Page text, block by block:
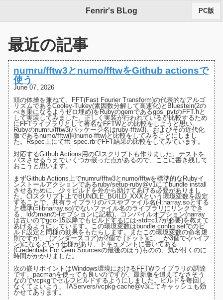
Fenrir's BLog PC版
最近の記事
numru/fftw3とnumo/fftwをGithub actionsで
使う
June 07, 2026
頭の体操を兼ねて、FFT(Fast Fourier Transform)の代表的なアルゴ
リズムであるCooley-Tukey(素因数分解して高速化)と Bluestein(2の
べき乗になるようゼロ埋め)をRubyのgemであるgps_pvtのFFT.hと
して実装してみました。正しく実装が行われているか比較するため
にFFTライブラリとして著名な FFTWとの比較をしようと思い、
Rubyのnumru/fftw3(パッケージ名はruby-fftw3)、およびその近代化
版であるnumo/fftw(同numo-fftw)と比較をしてみることにしまし
た。Rspec上にてfft_spec.rbでFFT結果の比較をしてみています。
対応するGithub Actions用のCIスクリプト も作りました。テストを
パスさせるうえでいくつか嵌った点があるので、ここに書き残して
おこうと思います。
まずGithub Actions上でnumru/fftw3とnumo/fftwを標準的なRubyイ
ンストールアクションであるruby/setup-ruby@v1にてbundle install
させるために、少々ビルドを外から助けてあげる必要がありまし
た。 CIスクリプト上でBUNDLE_BUILD_XXXという環境変数を設定
する ことで、共有ライブラリのパスやファイル名(-l:narray.soとする
と標準(=libnarray.so)でないファイル名のライブラリにリンクでき
る、
ldのmanの-lオプションに記載)、コンパイルオプション(narray
は古いのでgcc-15以降でもビルドするには-std=c17が必要)を教えて
あげるようにしています。この環境変数は bundle config setでのビ
ルド設定 と同様の効果をもたらします。またこの環境変数の命名規
則ですが、_(アンダースコア)が2個で.(ドット)に、_が3個で-(ハイフ
ン)になるという仕様があり、 ドキュメントに書いてある
(Credentials For Gem Sourcesの最後のほう)ものの、気が付くのに
時間がかかりました。
次の嵌りポイントはWindows環境におけるFFTWライブラリの調達
です。pacmanを使っても良いのですが、最新版を追えてなさそう
なのでvcpkgでセルフビルドするようにしました。ビルドを毎回し
なくてよいよう、 TAServers/vcpkg-cache@v3にてキャッシュ も効
かせてあります。